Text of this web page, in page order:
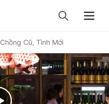
Chồng Cũ, Tình Mới